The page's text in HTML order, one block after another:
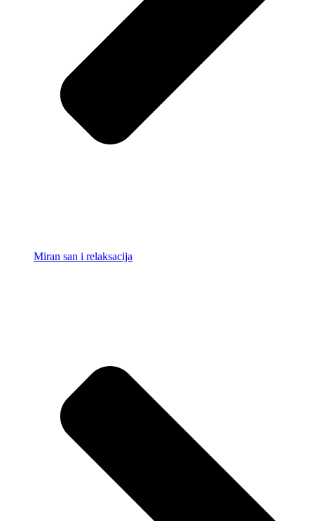
Miran san i relaksacija